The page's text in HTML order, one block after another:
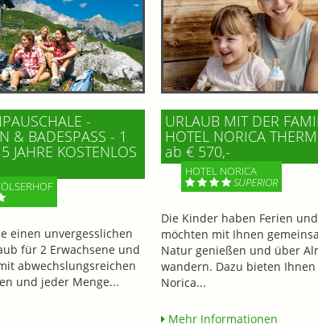
-
& BADESPASS - 1 K
KOSTENLOS
einen unvergesslichen
für 2 Erwachsene und
abwechslungsreichen
und jeder Menge...
URLAUB MIT DER
HOTEL NORICA
ab € 570,-
HOTEL NORICA
SUPERIOR
Die Kinder haben Ferien
möchten mit Ihnen
Natur genießen und über
wandern. Dazu bieten Ihnen
Norica...
Mehr Informationen